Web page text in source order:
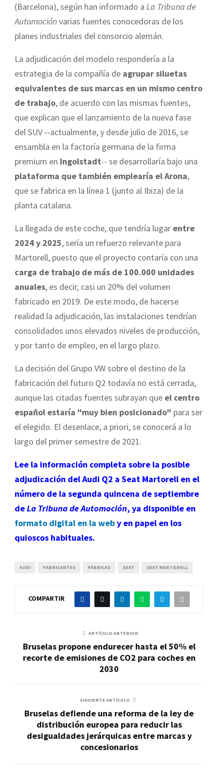
(Barcelona), según han informado a La Tribuna de
Automociónvarias fuentes conocedoras de los
planes industriales del consorcio alemán.
La adjudicación del modelo respondería a la
estrategia de la compañía de agrupar siluetas
equivalentes de sus marcas en un mismo centro
de trabajo, de acuerdo con las mismas fuentes,
que explican que el lanzamiento de la nueva fase
del SUV --actualmente, y desde julio de 2016, se
ensambla en la factoría germana de la firma
premium en Ingolstadt-- se desarrollaría bajo una
plataforma que también emplearía el Arona,
que se fabrica en la línea 1 (junto al Ibiza) de la
planta catalana.
La llegada de este coche, que tendría lugar entre
2024 y 2025, sería un refuerzo relevante para
Martorell, puesto que el proyecto contaría con una
carga de trabajo de más de 100.000 unidades
anuales, es decir, casi un 20% del volumen
fabricado en 2019. De este modo, de hacerse
realidad la adjudicación, las instalaciones tendrían
consolidados unos elevados niveles de producción,
y por tanto de empleo, en el largo plazo.
La decisión del Grupo VW sobre el destino de la
fabricación del futuro Q2 todavía no está cerrada,
aunque las citadas fuentes subrayan que el centro
español estaría "muy bien posicionado" para ser
el elegido. El desenlace, a priori, se conocerá a lo
largo del primer semestre de 2021.
Lee la información completa sobre la posible
adjudicación del Audi Q2 a Seat Martorell en el
número de la segunda quincena de septiembre
deLa Tribuna de Automoción, ya disponible en
formato digital en la weby en papel en los
quioscos habituales.
AUDI FABRICANTES FÁBRICAS SEAT SEAT MARTORELL
COMPARTIR
ARTÍCULO ANTERIOR
Bruselas propone endurecer hasta el 50% el
recorte de emisiones de CO2 para coches en
2030
SIGUIENTE ARTÍCULO
Bruselas defiende una reforma de la ley de
distribución europea para reducir las
desigualdades jerárquicas entre marcas y
concesionarios